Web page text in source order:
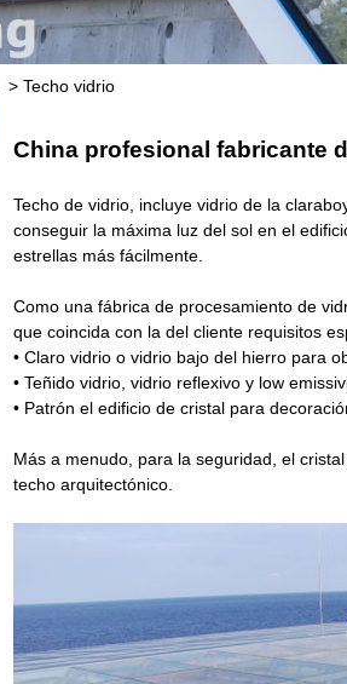
> Techo vidrio
China profesional fabricante
Techo de vidrio, incluye vidrio de la
conseguir la máxima luz del sol en el
estrellas más fácilmente.
Como una fábrica de procesamiento de
que coincida con la del cliente requisitos
• Claro vidrio o vidrio bajo del hierro para
• Teñido vidrio, vidrio reflexivo y low
• Patrón el edificio de cristal para
Más a menudo, para la seguridad, el
techo arquitectónico.